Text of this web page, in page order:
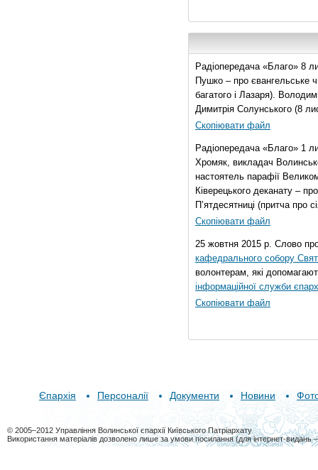
Радіопередача «Благо» 8
Пушко – про євангельське
багатого і Лазаря).
Димитрія Солунського (8
Скопіювати файл
Радіопередача «Благо» 1
Хромяк, викладач
настоятель парафії
Ківерецького деканату –
П’ятдесятниці (притча про
Скопіювати файл
25 жовтня 2015 р. Слово
кафедрального собору
волонтерам, які
інформаційної служби
Скопіювати файл
Єпархія Персоналії Документи Новини
© 2005–2012 Управління Волинської єпархії Київського Патріархату
Використання матеріалів дозволено лише за умови посилання (для інтернет-видань